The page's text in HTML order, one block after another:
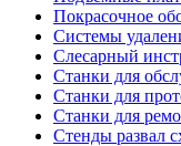
Покрасочное
Системы
Слесарный
Станки для
Станки для
Станки для
Стенды развал